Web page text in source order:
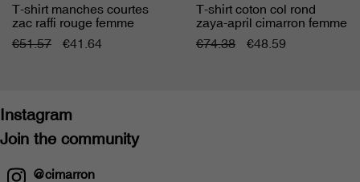
T-shirt manches courtes
zac raffi rouge femme
cimarron
€51.57 €41.64
T-shirt coton col rond
zaya-april cimarron femme
€74.38
€48.59
Instagram
Join the community
@cimarron